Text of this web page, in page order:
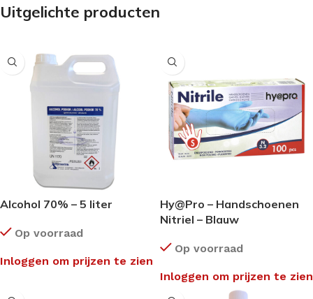
Uitgelichte producten
Alcohol 70% – 5 liter
Op voorraad
Inloggen om prijzen te zien
Hy@Pro – Handschoenen
Nitriel – Blauw
Op voorraad
Inloggen om prijzen te zien